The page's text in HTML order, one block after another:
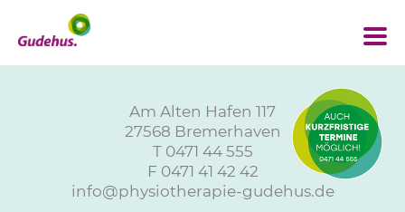
Am Alten Hafen 117
27568 Bremerhaven
T 0471 44 555
F 0471 41 42 42
info@physiotherapie-gudehus.de